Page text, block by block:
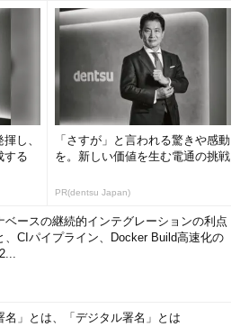
し、
する
「さすが」と言われる驚きや感動
を。新しい価値を生む電通の挑戦
PR(dentsu Japan)
ベースの継続的インテグレーションの利点
、CIパイプライン、Docker Build高速化の
名」とは、「デジタル署名」とは